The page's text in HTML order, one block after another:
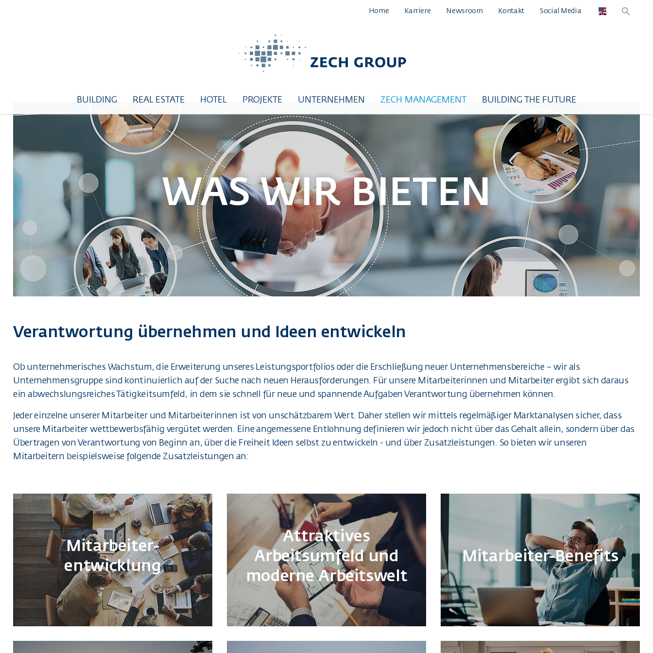
Home Karriere Newsroom Kontakt Social Media
BUILDING REAL ESTATE HOTEL PROJEKTE UNTERNEHMEN ZECH MANAGEMENT BUILDING THE FUTURE
WAS WIR BIETEN
Verantwortung übernehmen und Ideen entwickeln
Ob unternehmerisches Wachstum, die Erweiterung unseres Leistungsportfolios oder die Erschließung neuer Unternehmensbereiche – wir als
Unternehmensgruppe sind kontinuierlich auf der Suche nach neuen Herausforderungen. Für unsere Mitarbeiterinnen und Mitarbeiter ergibt sich daraus
ein abwechslungsreiches Tätigkeitsumfeld, in dem sie schnell für neue und spannende Aufgaben Verantwortung übernehmen können.
Jeder einzelne unserer Mitarbeiter und Mitarbeiterinnen ist von unschätzbarem Wert. Daher stellen wir mittels regelmäßiger Marktanalysen sicher, dass
unsere Mitarbeiter wettbewerbsfähig vergütet werden. Eine angemessene Entlohnung definieren wir jedoch nicht über das Gehalt allein, sondern über das
Übertragen von Verantwortung von Beginn an, über die Freiheit Ideen selbst zu entwickeln - und über Zusatzleistungen. So bieten wir unseren
Mitarbeitern beispielsweise folgende Zusatzleistungen an:
Mitarbeiter­
entwicklung
Attraktives
Arbeitsumfeld und
moderne Arbeitswelt
Mitarbeiter-Benefits